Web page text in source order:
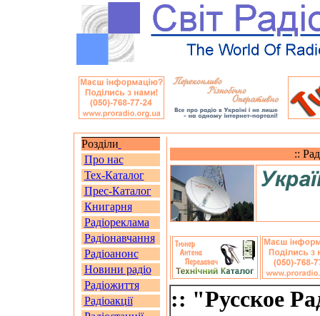
Розділи
Про нас
Тех-Каталог
Прес-Каталог
Книгарня
Радіореклама
Радіонавчання
Радіоанонс
Новини радіо
Радіожиття
Радіоакції
::
:: "Русское